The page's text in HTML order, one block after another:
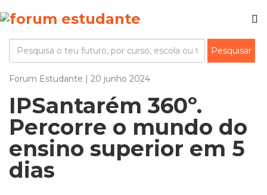
Forum Estudante | 20 junho 2024
IPSantarém 360º.
Percorre o mundo do
ensino superior em 5
dias